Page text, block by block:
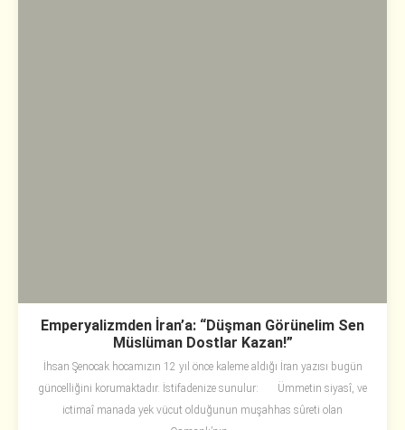
Emperyalizmden İran’a: “Düşman Görünelim Sen
Müslüman Dostlar Kazan!”
İhsan Şenocak hocamızın 12 yıl önce kaleme aldığı İran yazısı bugün
güncelliğini korumaktadır. İstifadenize sunulur: Ümmetin siyasî, ve
ictimaî manada yek vücut olduğunun muşahhas sûreti olan